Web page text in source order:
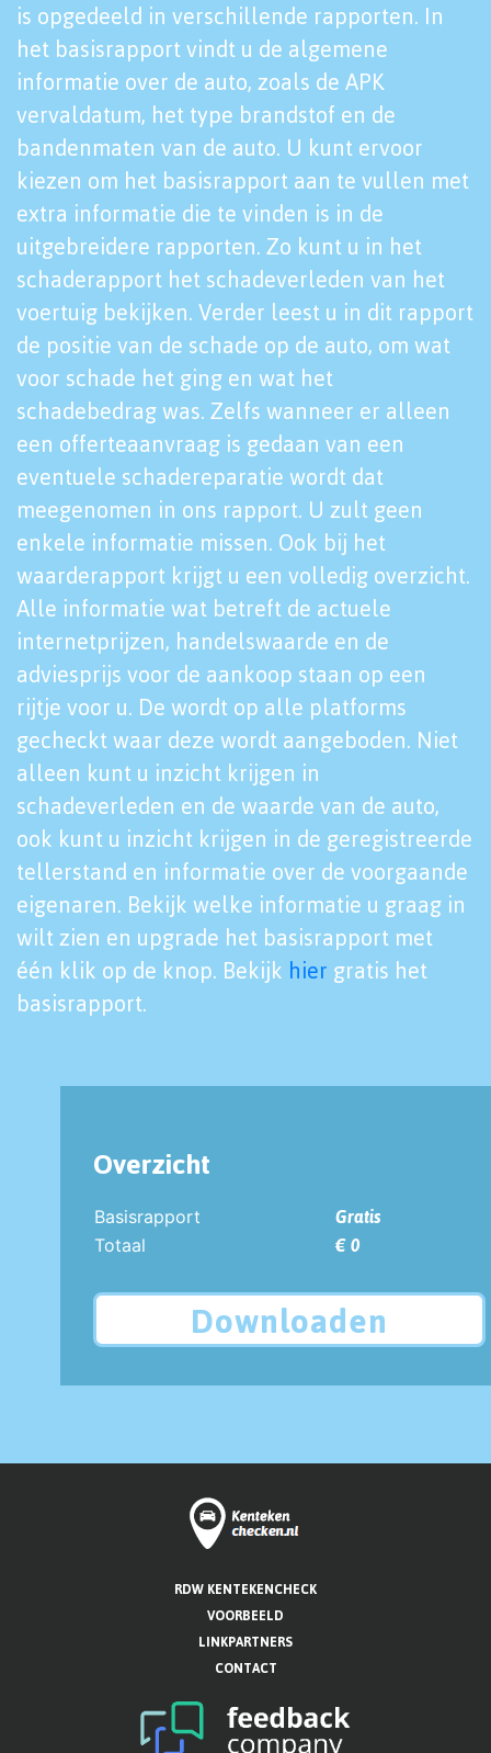
is opgedeeld in verschillende rapporten. In
het basisrapport vindt u de algemene
informatie over de auto, zoals de APK
vervaldatum, het type brandstof en de
bandenmaten van de auto. U kunt ervoor
kiezen om het basisrapport aan te vullen met
extra informatie die te vinden is in de
uitgebreidere rapporten. Zo kunt u in het
schaderapport het schadeverleden van het
voertuig bekijken. Verder leest u in dit rapport
de positie van de schade op de auto, om wat
voor schade het ging en wat het
schadebedrag was. Zelfs wanneer er alleen
een offerteaanvraag is gedaan van een
eventuele schadereparatie wordt dat
meegenomen in ons rapport. U zult geen
enkele informatie missen. Ook bij het
waarderapport krijgt u een volledig overzicht.
Alle informatie wat betreft de actuele
internetprijzen, handelswaarde en de
adviesprijs voor de aankoop staan op een
rijtje voor u. De wordt op alle platforms
gecheckt waar deze wordt aangeboden. Niet
alleen kunt u inzicht krijgen in
schadeverleden en de waarde van de auto,
ook kunt u inzicht krijgen in de geregistreerde
tellerstand en informatie over de voorgaande
eigenaren. Bekijk welke informatie u graag in
wilt zien en upgrade het basisrapport met
één klik op de knop. Bekijk hier gratis het
basisrapport.
Overzicht
Basisrapport
Gratis
Totaal
€ 0
Downloaden
RDW KENTEKENCHECK
VOORBEELD
LINKPARTNERS
CONTACT